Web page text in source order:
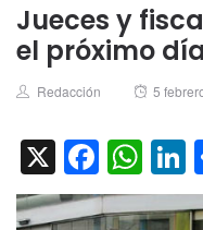
Jueces y
el próximo
Author
Redacción
Posted
5
X